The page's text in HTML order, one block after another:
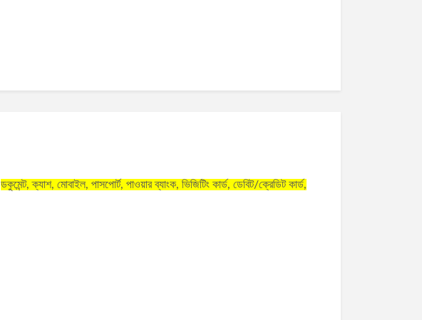
ডকুমেন্ট, ক্যাশ, মোবাইল, পাসপোর্ট, পাওয়ার ব্যাংক, ভিজিটিং কার্ড, ডেবিট/ক্রেডিট কার্ড,